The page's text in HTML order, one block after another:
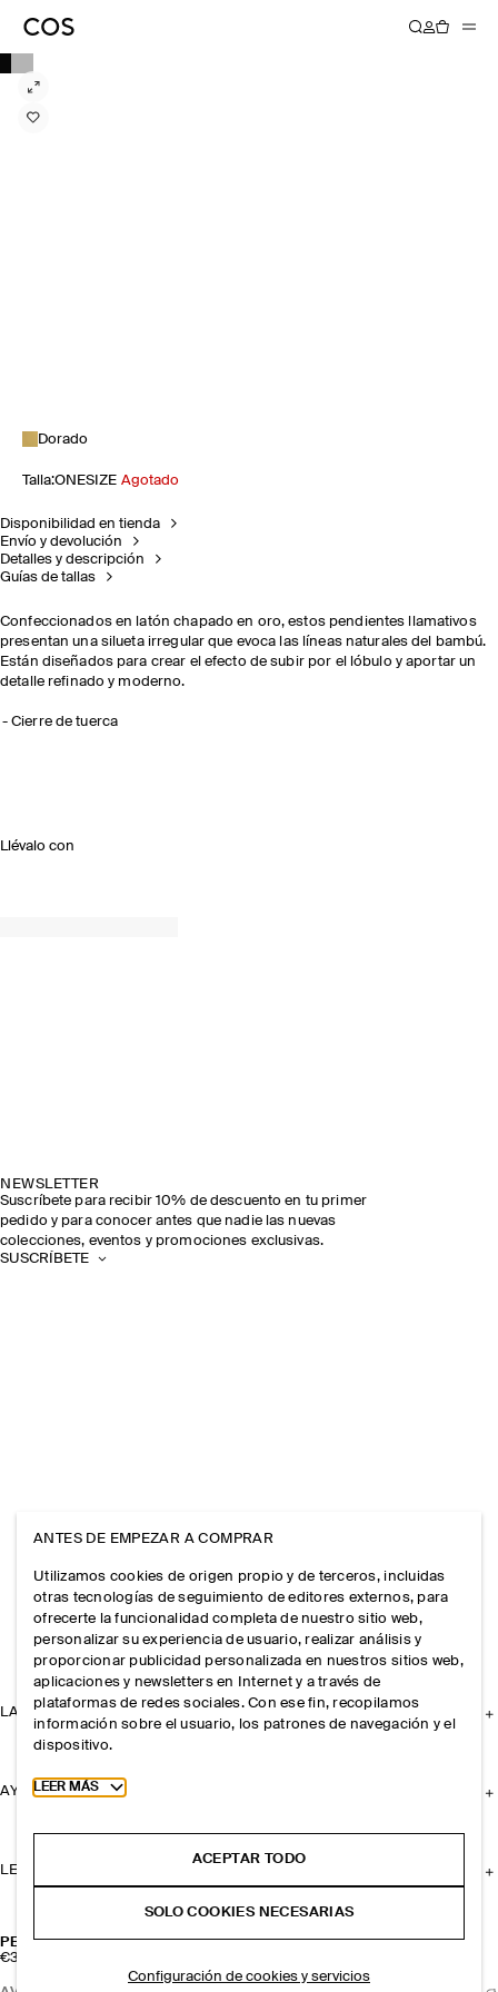
Dorado
Talla:ONESIZE Agotado
Disponibilidad en tienda
Envío y devolución
Detalles y descripción
Guías de tallas
Confeccionados en latón chapado en oro, estos pendientes llamativos
presentan una silueta irregular que evoca las líneas naturales del bambú.
Están diseñados para crear el efecto de subir por el lóbulo y aportar un
detalle refinado y moderno.
Cierre de tuerca
Llévalo con
PENDIENTES DE TUERCA ESCULPIDOS
€39
NEWSLETTER
Suscríbete para recibir 10% de descuento en tu primer
pedido y para conocer antes que nadie las nuevas
colecciones, eventos y promociones exclusivas.
SUSCRÍBETE
LA EMPRESA
AYUDA
LEGAL
ANTES DE EMPEZAR A COMPRAR
Utilizamos cookies de origen propio y de terceros, incluidas
otras tecnologías de seguimiento de editores externos, para
ofrecerte la funcionalidad completa de nuestro sitio web,
personalizar su experiencia de usuario, realizar análisis y
proporcionar publicidad personalizada en nuestros sitios web,
aplicaciones y newsletters en Internet y a través de
plataformas de redes sociales. Con ese fin, recopilamos
información sobre el usuario, los patrones de navegación y el
dispositivo.
Toggle more cookie information
LEER MÁS
ACEPTAR TODO
SOLO COOKIES NECESARIAS
Configuración de cookies y servicios